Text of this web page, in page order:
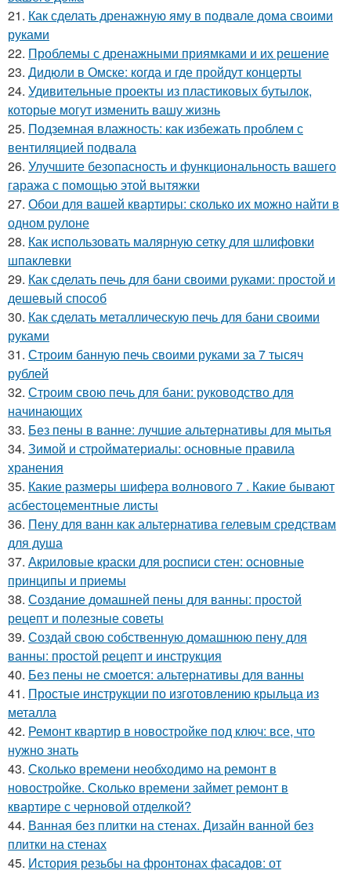
21. Как сделать дренажную яму в подвале дома своими
руками
22. Проблемы с дренажными приямками и их решение
23. Дидюли в Омске: когда и где пройдут концерты
24. Удивительные проекты из пластиковых бутылок,
которые могут изменить вашу жизнь
25. Подземная влажность: как избежать проблем с
вентиляцией подвала
26. Улучшите безопасность и функциональность вашего
гаража с помощью этой вытяжки
27. Обои для вашей квартиры: сколько их можно найти в
одном рулоне
28. Как использовать малярную сетку для шлифовки
шпаклевки
29. Как сделать печь для бани своими руками: простой и
дешевый способ
30. Как сделать металлическую печь для бани своими
руками
31. Строим банную печь своими руками за 7 тысяч
рублей
32. Строим свою печь для бани: руководство для
начинающих
33. Без пены в ванне: лучшие альтернативы для мытья
34. Зимой и стройматериалы: основные правила
хранения
35. Какие размеры шифера волнового 7 . Какие бывают
асбестоцементные листы
36. Пену для ванн как альтернатива гелевым средствам
для душа
37. Акриловые краски для росписи стен: основные
принципы и приемы
38. Создание домашней пены для ванны: простой
рецепт и полезные советы
39. Создай свою собственную домашнюю пену для
ванны: простой рецепт и инструкция
40. Без пены не смоется: альтернативы для ванны
41. Простые инструкции по изготовлению крыльца из
металла
42. Ремонт квартир в новостройке под ключ: все, что
нужно знать
43. Сколько времени необходимо на ремонт в
новостройке. Сколько времени займет ремонт в
квартире с черновой отделкой?
44. Ванная без плитки на стенах. Дизайн ванной без
плитки на стенах
45. История резьбы на фронтонах фасадов: от